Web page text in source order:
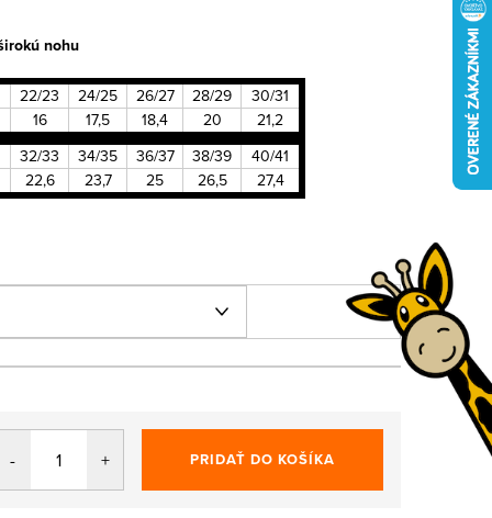
nohu
22/23 24/25 26/27 28/29
30/31
16 17,5 18,4 20
21,2
32/33 34/35 36/37 38/39
40/41
22,6 23,7 25 26,5
27,4
PRIDAŤ DO KOŠÍKA